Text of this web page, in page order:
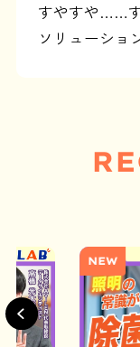
すやすや……
ソリューショ
NEW